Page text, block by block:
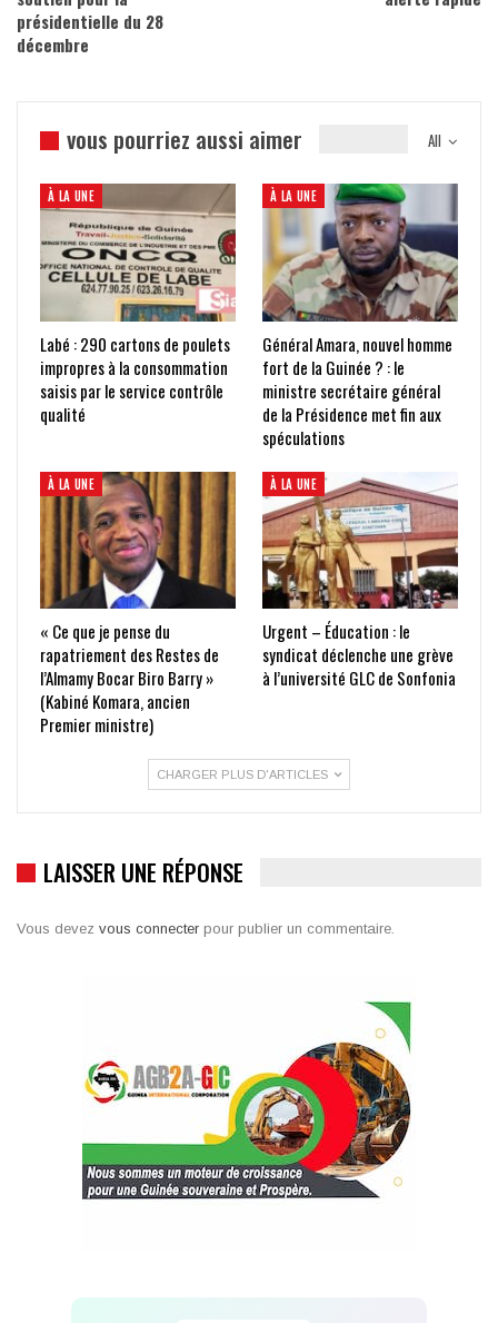
présidentielle du 28
décembre
All
vous pourriez aussi aimer
À LA UNE
Labé : 290 cartons de poulets
impropres à la consommation
saisis par le service contrôle
qualité
À LA UNE
Général Amara, nouvel homme
fort de la Guinée ? : le
ministre secrétaire général
de la Présidence met fin aux
spéculations
À LA UNE
« Ce que je pense du
rapatriement des Restes de
l’Almamy Bocar Biro Barry »
(Kabiné Komara, ancien
Premier ministre)
À LA UNE
Urgent – Éducation : le
syndicat déclenche une grève
à l’université GLC de Sonfonia
CHARGER PLUS D'ARTICLES
LAISSER UNE RÉPONSE
Vous devez vous connecter pour publier un commentaire.